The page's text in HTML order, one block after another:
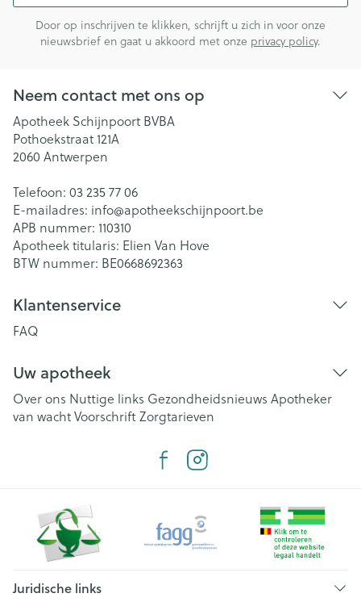
Door op inschrijven te klikken, schrijft u zich in voor onze
nieuwsbrief en gaat u akkoord met onze privacy policy.
Neem contact met ons op
Apotheek Schijnpoort BVBA
Pothoekstraat 121A
2060 Antwerpen
Telefoon: 03 235 77 06
E-mailadres: info@apotheekschijnpoort.be
APB nummer: 110310
Apotheek titularis: Elien Van Hove
BTW nummer: BE0668692363
Klantenservice
FAQ
Uw apotheek
Over ons Nuttige links Gezondheidsnieuws Apotheker
van wachtVoorschriftZorgtarieven
Juridische links